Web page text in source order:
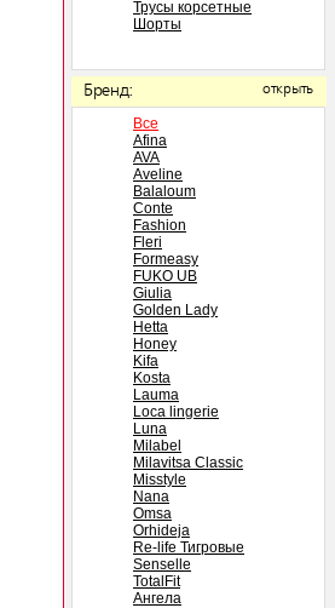
Трусы корсетные
Шорты
Бренд: открыть
Все
Afina
AVA
Aveline
Balaloum
Conte
Fashion
Fleri
Formeasy
FUKO UB
Giulia
Golden Lady
Hetta
Honey
Kifa
Kosta
Lauma
Loca lingerie
Luna
Milabel
Milavitsa Classic
Misstyle
Nana
Omsa
Orhideja
Re-life Тигровые
Senselle
TotalFit
Ангела